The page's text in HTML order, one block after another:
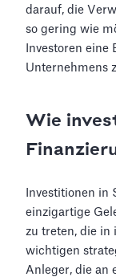
darauf, die
so gering wie
Investoren
Unternehmens
Wie
Investitionen in
einzigartige
zu treten, die in
wichtigen
Anleger, die an